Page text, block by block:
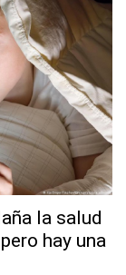
la salud
hay una